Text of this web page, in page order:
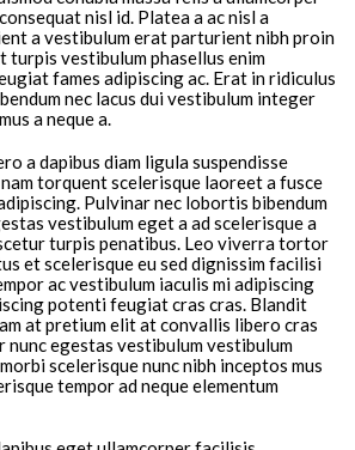
nisl id. Platea a ac nisl a
a vestibulum erat parturient nibh proin
turpis vestibulum phasellus enim
fames adipiscing ac. Erat in ridiculus
nec lacus dui vestibulum integer
a neque a.
a dapibus diam ligula suspendisse
torquent scelerisque laoreet a fusce
Pulvinar nec lobortis bibendum
vestibulum eget a ad scelerisque a
turpis penatibus. Leo viverra tortor
et scelerisque eu sed dignissim facilisi
ac vestibulum iaculis mi adipiscing
potenti feugiat cras cras. Blandit
at pretium elit at convallis libero cras
nunc egestas vestibulum vestibulum
scelerisque nunc nibh inceptos mus
tempor ad neque elementum